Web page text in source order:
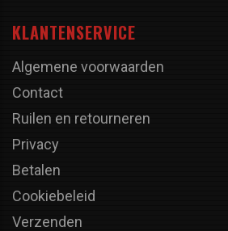
KLANTENSERVICE
Algemene voorwaarden
Contact
Ruilen en retourneren
Privacy
Betalen
Cookiebeleid
Verzenden